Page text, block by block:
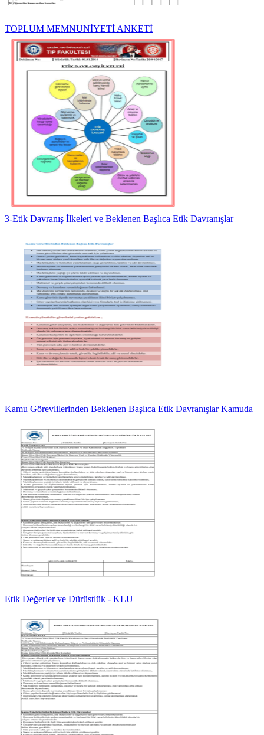
TOPLUM MEMNUNİYETİ ANKETİ
3-Etik Davranış İlkeleri ve Beklenen Başlıca Etik Davranışlar
Kamu Görevlilerinden Beklenen Başlıca Etik Davranışlar Kamuda
Etik Değerler ve Dürüstlük - KLU